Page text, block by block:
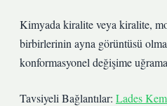
Kimyada kiralite veya kiralite,
birbirlerinin ayna görüntüsü
konformasyonel değişime
Tavsiyeli Bağlantılar: Lades